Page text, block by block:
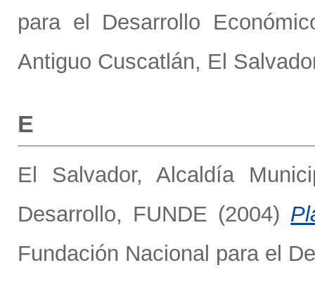
para el Desarrollo
Antiguo Cuscatlán, El
E
El Salvador, Alcaldía
Desarrollo, FUNDE (2004)
Fundación Nacional para el